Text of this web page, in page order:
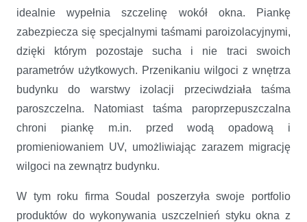
idealnie wypełnia szczelinę wokół okna. Piankę
zabezpiecza się specjalnymi taśmami paroizolacyjnymi,
dzięki którym pozostaje sucha i nie traci swoich
parametrów użytkowych. Przenikaniu wilgoci z wnętrza
budynku do warstwy izolacji przeciwdziała taśma
paroszczelna. Natomiast taśma paroprzepuszczalna
chroni piankę m.in. przed wodą opadową i
promieniowaniem UV, umożliwiając zarazem migrację
wilgoci na zewnątrz budynku.
W tym roku firma Soudal poszerzyła swoje portfolio
produktów do wykonywania uszczelnień styku okna z